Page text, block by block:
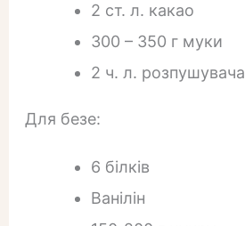
2 ст. л. какао
300 – 350 г муки
2 ч. л. розпушувача
Для безе:
6 білків
Ванілін